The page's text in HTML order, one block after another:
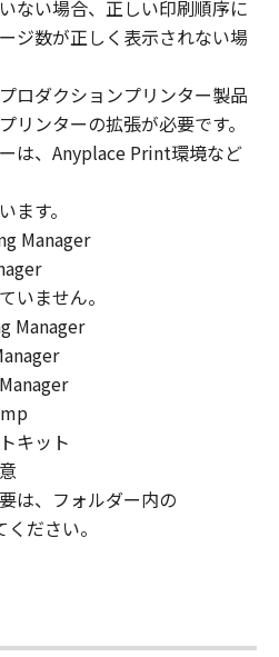
ヤノンまたはキヤノンの
す。
または関連する外国政府
ることなしに、「本ソフ
は一部を、直接または間
せん。
ップデート
子会社、関係会社、それ
販売店、並びにキヤノン
客様による「本ソフトウ
ること、および「本ソフ
ップデート、バグの修正
うことについて、いかな
ありません。
は、『現状のまま』の
す。キヤノン、キヤノン
ノンの子会社、キヤノン
販売代理店または販売店
明示たると黙示たるとを
とします。
ない場合、正しい印刷順序に
ジ数が正しく表示されない場
ロダクションプリンター製品
リンターの拡張が必要です。
は、Anyplace Print環境など
す。
Manager
いません。
Manager
キット
は、フォルダー内の
ださい。